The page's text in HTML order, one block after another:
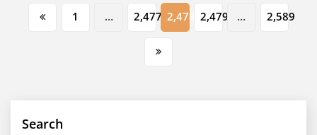
Posts
1 … 2,477 2,478 2,479 … 2,589
Search